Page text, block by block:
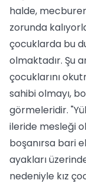
halde,
zorunda
çocuklarda bu
olmaktadır. Şu
çocuklarını
sahibi olmayı,
görmeleridir.
ileride mesleği
boşanırsa bari
ayakları
nedeniyle kız